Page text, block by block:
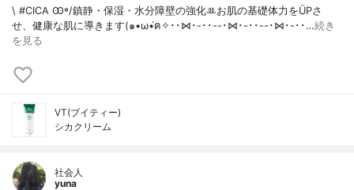
\ #CICA Ꙭ꙳/鎮静・保湿・水分障壁の強化‪ꔛ‬お肌の基礎体力をÜPさ
せ、健康な肌に導きます(๑•ω•́ฅ✧･･⋈･-･･--･⋈･-･･--･⋈･-･･…続き
を見る
VT(ブイティー)
シカクリーム
社会人
yuna